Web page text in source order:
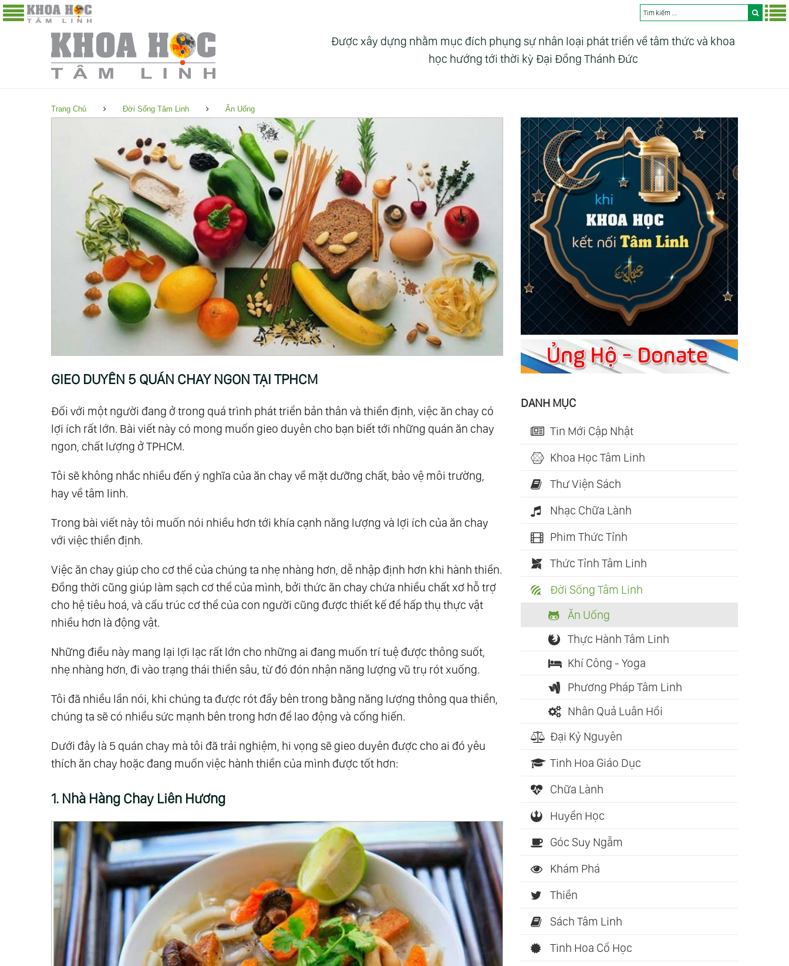
Được xây dựng nhằm mục đích phụng sự nhân loại phát triển về tâm thức và khoa
học hướng tới thời kỳ Đại Đồng Thánh Đức
Trang Chủ Đời Sống Tâm Linh Ăn Uống
GIEO DUYÊN 5 QUÁN CHAY NGON TẠI TPHCM
Đối với một người đang ở trong quá trình phát triển bản thân và thiền định, việc ăn chay có
lợi ích rất lớn. Bài viết này có mong muốn gieo duyên cho bạn biết tới những quán ăn chay
ngon, chất lượng ở TPHCM.
Tôi sẽ không nhắc nhiều đến ý nghĩa của ăn chay về mặt dưỡng chất, bảo vệ môi trường,
hay về tâm linh.
Trong bài viết này tôi muốn nói nhiều hơn tới khía cạnh năng lượng và lợi ích của ăn chay
với việc thiền định.
Việc ăn chay giúp cho cơ thể của chúng ta nhẹ nhàng hơn, dễ nhập định hơn khi hành thiền.
Đồng thời cũng giúp làm sạch cơ thể của mình, bởi thức ăn chay chứa nhiều chất xơ hỗ trợ
cho hệ tiêu hoá, và cấu trúc cơ thể của con người cũng được thiết kế để hấp thụ thực vật
nhiều hơn là động vật.
Những điều này mang lại lợi lạc rất lớn cho những ai đang muốn trí tuệ được thông suốt,
nhẹ nhàng hơn, đi vào trạng thái thiền sâu, từ đó đón nhận năng lượng vũ trụ rót xuống.
Tôi đã nhiều lần nói, khi chúng ta được rót đầy bên trong bằng năng lượng thông qua thiền,
chúng ta sẽ có nhiều sức mạnh bên trong hơn để lao động và cống hiến.
Dưới đây là 5 quán chay mà tôi đã trải nghiệm, hi vọng sẽ gieo duyên được cho ai đó yêu
thích ăn chay hoặc đang muốn việc hành thiền của mình được tốt hơn:
1. Nhà Hàng Chay Liên Hương
DANH MỤC
Tin Mới Cập Nhật
Khoa Học Tâm Linh
Thư Viện Sách
Nhạc Chữa Lành
Phim Thức Tỉnh
Thức Tỉnh Tâm Linh
Đời Sống Tâm Linh
Ăn Uống
Thực Hành Tâm Linh
Khí Công - Yoga
Phương Pháp Tâm Linh
Nhân Quả Luân Hồi
Đại Kỷ Nguyên
Tinh Hoa Giáo Dục
Chữa Lành
Huyền Học
Góc Suy Ngẫm
Khám Phá
Thiền
Sách Tâm Linh
Tinh Hoa Cổ Học